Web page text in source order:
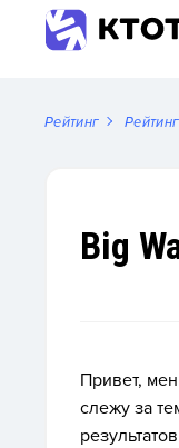
Рейтинг
Big
Привет,
слежу за